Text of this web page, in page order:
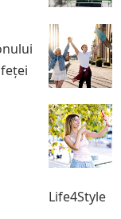
Life4Style